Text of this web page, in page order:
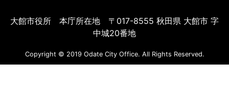
大館市役所 本庁所在地 〒017-8555 秋田県 大館市 字
中城20番地
Copyright © 2019 Odate City Office. All Rights Reserved.